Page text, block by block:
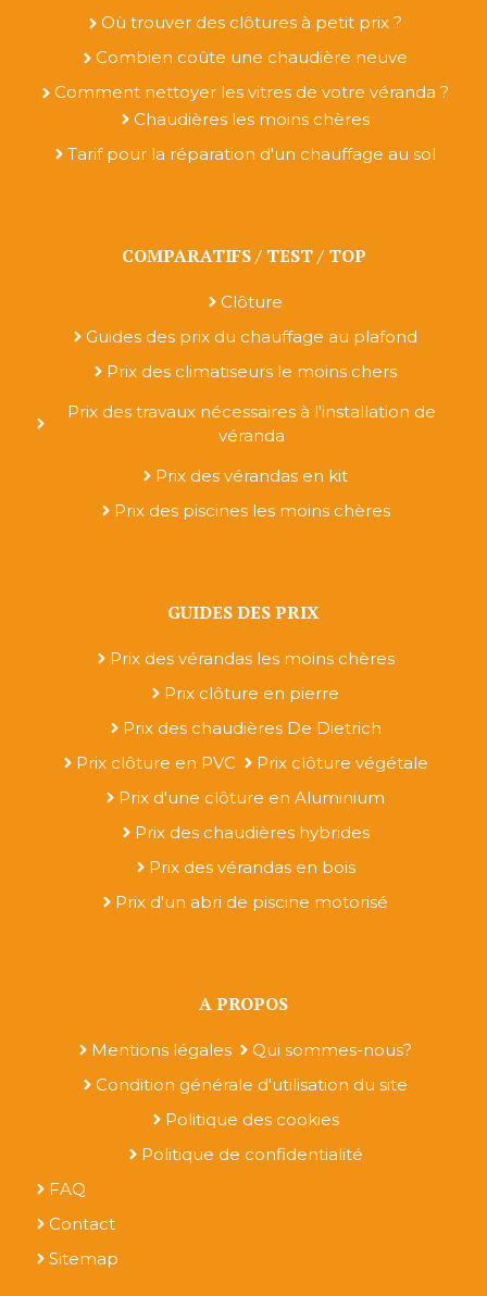
Où trouver des clôtures à petit prix ?
Combien coûte une chaudière neuve
Comment nettoyer les vitres de votre véranda ?
Chaudières les moins chères
Tarif pour la réparation d'un chauffage au sol
COMPARATIFS / TEST / TOP
Clôture
Guides des prix du chauffage au plafond
Prix des climatiseurs le moins chers
Prix des travaux nécessaires à l'installation de
véranda
Prix des vérandas en kit
Prix des piscines les moins chères
GUIDES DES PRIX
Prix des vérandas les moins chères
Prix clôture en pierre
Prix des chaudières De Dietrich
Prix clôture en PVC
Prix clôture végétale
Prix d'une clôture en Aluminium
Prix des chaudières hybrides
Prix des vérandas en bois
Prix d'un abri de piscine motorisé
A PROPOS
Mentions légales
Qui sommes-nous?
Condition générale d'utilisation du site
Politique des cookies
Politique de confidentialité
FAQ
Contact
Sitemap